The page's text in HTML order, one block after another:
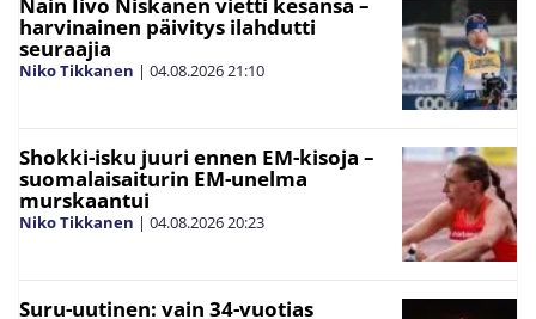
harvinainen päivitys ilahdutti
seuraajia
Niko Tikkanen | 04.08.202621:10
Shokki-isku juuri ennen EM-kisoja –
suomalaisaiturin EM-unelma
murskaantui
Niko Tikkanen | 04.08.202620:23
Suru-uutinen: vain 34-vuotias